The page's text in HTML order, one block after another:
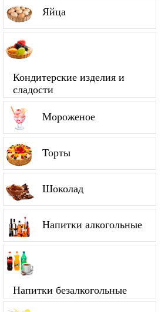
Яйца
Кондитерские изделия и
сладости
Мороженое
Торты
Шоколад
Напитки алкогольные
Напитки безалкогольные